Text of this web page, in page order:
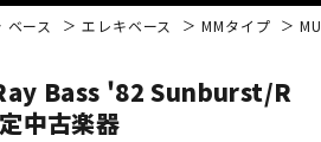
ベース エレキベース MMタイプ
Bass '82 Sunburst/R
中古楽器